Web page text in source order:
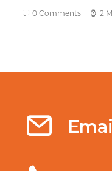
0 Comments 2